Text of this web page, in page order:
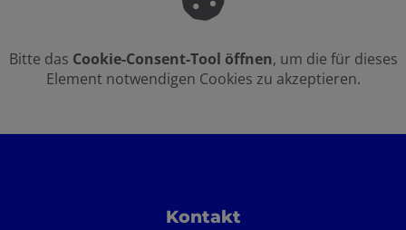
Bitte das Cookie-Consent-Tool öffnen, um die für dieses
Element notwendigen Cookies zu akzeptieren.
Kontakt